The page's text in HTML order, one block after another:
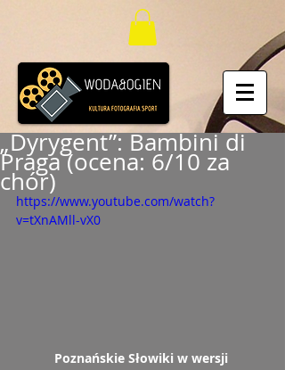
„Dyrygent”: Bambini di
Praga (ocena: 6/10 za
chór)
https://www.youtube.com/watch?
v=tXnAMll-vX0
Poznańskie Słowiki w wersji